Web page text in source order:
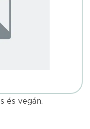
és vegán.